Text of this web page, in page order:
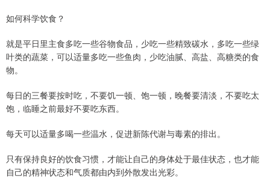
如何科学饮食？
就是平日里主食多吃一些谷物食品，少吃一些精致碳水，多吃一些绿
叶类的蔬菜，可以适量多吃一些鱼肉，少吃油腻、高盐、高糖类的食
物。
每日的三餐要按时吃，不要饥一顿、饱一顿，晚餐要清淡，不要吃太
饱，临睡之前最好不要吃东西。
每天可以适量多喝一些温水，促进新陈代谢与毒素的排出。
只有保持良好的饮食习惯，才能让自己的身体处于最佳状态，也才能
自己的精神状态和气质都由内到外散发出光彩。